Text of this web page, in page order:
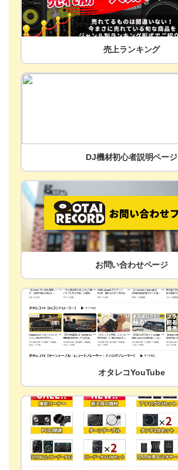
売上ランキング
DJ機材初心者説明ページ
お問い合わせページ
オタレコYouTube